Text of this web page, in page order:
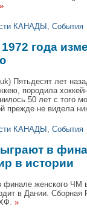
»
КАНАДЫ События
года
Пятьдесят лет
породила
50 лет с того
прежде не видела
КАНАДЫ События
в
в истории
женского ЧМ в
в Дании.
»